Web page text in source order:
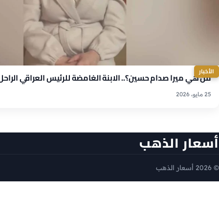
الأخبار
من هي ميرا صدام حسين؟.. الابنة الغامضة للرئيس العراقي
25 مايو، 2026
أسعار الذهب
© 2026 أسعار الذهب